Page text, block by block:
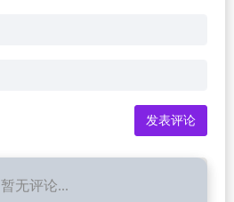
暂无评论...